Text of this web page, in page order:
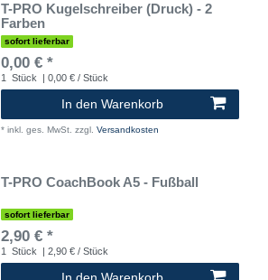
T-PRO Kugelschreiber (Druck) - 2
Farben
sofort lieferbar
0,00 € *
1 Stück | 0,00 € / Stück
In den Warenkorb
* inkl. ges. MwSt. zzgl. Versandkosten
T-PRO CoachBook A5 - Fußball
sofort lieferbar
2,90 € *
1 Stück | 2,90 € / Stück